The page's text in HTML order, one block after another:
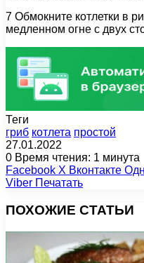
7 Обмокните котлетки в
медленном огне с двух
Теги
гриб котлета простой
27.01.2022
0 Время чтения: 1 минута
Facebook X Вконтакте
Viber Печатать
ПОХОЖИЕ СТАТЬИ